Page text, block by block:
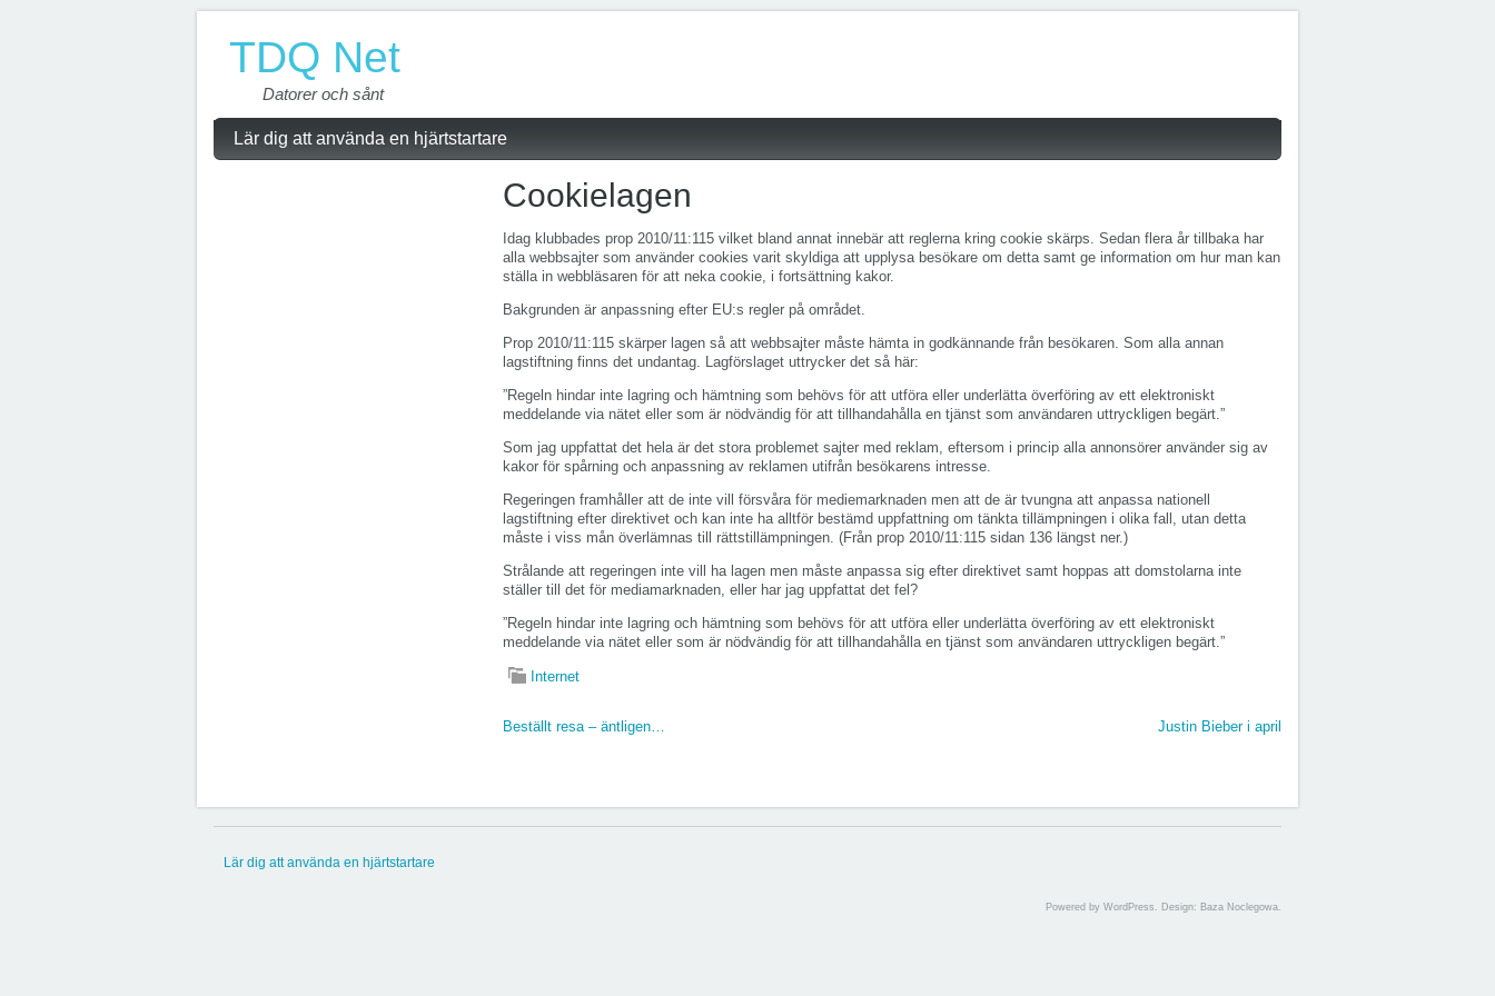
TDQ Net
Datorer och sånt
Lär dig att använda en hjärtstartare
Cookielagen
Idag klubbades prop 2010/11:115 vilket bland annat innebär att reglerna kring cookie skärps. Sedan flera år tillbaka har
alla webbsajter som använder cookies varit skyldiga att upplysa besökare om detta samt ge information om hur man kan
ställa in webbläsaren för att neka cookie, i fortsättning kakor.
Bakgrunden är anpassning efter EU:s regler på området.
Prop 2010/11:115 skärper lagen så att webbsajter måste hämta in godkännande från besökaren. Som alla annan
lagstiftning finns det undantag. Lagförslaget uttrycker det så här:
”Regeln hindar inte lagring och hämtning som behövs för att utföra eller underlätta överföring av ett elektroniskt
meddelande via nätet eller som är nödvändig för att tillhandahålla en tjänst som användaren uttryckligen begärt.”
Som jag uppfattat det hela är det stora problemet sajter med reklam, eftersom i princip alla annonsörer använder sig av
kakor för spårning och anpassning av reklamen utifrån besökarens intresse.
Regeringen framhåller att de inte vill försvåra för mediemarknaden men att de är tvungna att anpassa nationell
lagstiftning efter direktivet och kan inte ha alltför bestämd uppfattning om tänkta tillämpningen i olika fall, utan detta
måste i viss mån överlämnas till rättstillämpningen. (Från prop 2010/11:115 sidan 136 längst ner.)
Strålande att regeringen inte vill ha lagen men måste anpassa sig efter direktivet samt hoppas att domstolarna inte
ställer till det för mediamarknaden, eller har jag uppfattat det fel?
”Regeln hindar inte lagring och hämtning som behövs för att utföra eller underlätta överföring av ett elektroniskt
meddelande via nätet eller som är nödvändig för att tillhandahålla en tjänst som användaren uttryckligen begärt.”
Internet
Justin Bieber i april
Beställt resa – äntligen…
Lär dig att använda en hjärtstartare
Powered by WordPress. Design: Baza Noclegowa.